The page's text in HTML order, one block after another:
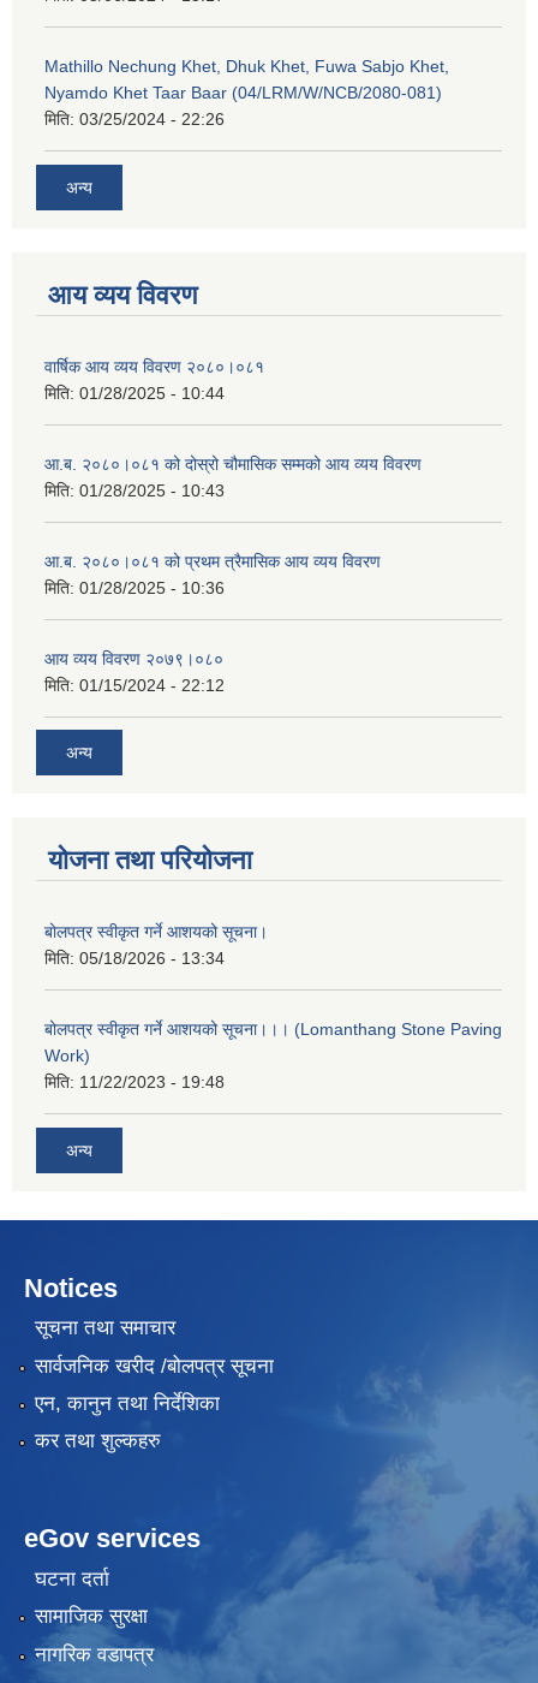
Mathillo Nechung Khet, Dhuk Khet, Fuwa Sabjo Khet,
Nyamdo Khet Taar Baar (04/LRM/W/NCB/2080-081)
मिति: 03/25/2024 - 22:26
अन्य
आय व्यय विवरण
वार्षिक आय व्यय विवरण २०८०।०८१
मिति: 01/28/2025 - 10:44
आ.ब. २०८०।०८१ को दोस्रो चौमासिक सम्मको आय व्यय विवरण
मिति: 01/28/2025 - 10:43
आ.ब. २०८०।०८१ को प्रथम त्रैमासिक आय व्यय विवरण
मिति: 01/28/2025 - 10:36
आय व्यय विवरण २०७९।०८०
मिति: 01/15/2024 - 22:12
अन्य
योजना तथा परियोजना
बोलपत्र स्वीकृत गर्ने आशयको सूचना।
मिति: 05/18/2026 - 13:34
बोलपत्र स्वीकृत गर्ने आशयको सूचना।।। (Lomanthang Stone Paving
Work)
मिति: 11/22/2023 - 19:48
अन्य
Notices
सूचना तथा समाचार
सार्वजनिक खरीद /बोलपत्र सूचना
एन, कानुन तथा निर्देशिका
कर तथा शुल्कहरु
eGov services
घटना दर्ता
सामाजिक सुरक्षा
नागरिक वडापत्र